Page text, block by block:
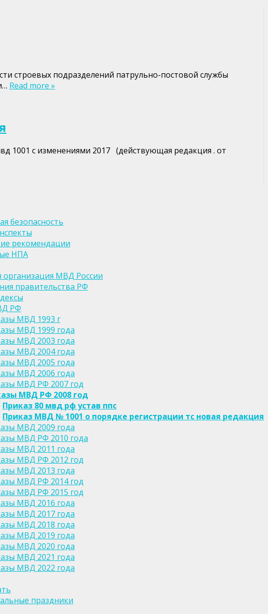
строевых подразделений патрульно-постовой службы
Read more »
1001 с изменениями 2017 (действующая редакция . от
безопасность
рекомендации
НПА
организация МВД России
правительства РФ
РФ
МВД 1993 г
МВД 1999 года
МВД 2003 года
МВД 2004 года
МВД 2005 года
МВД 2006 года
МВД РФ 2007 год
МВД РФ 2008 год
Приказ 80 мвд рф устав ппс
Приказ МВД № 1001 о порядке регистрации тс новая редакция
МВД 2009 года
МВД РФ 2010 года
МВД 2011 года
МВД РФ 2012 год
МВД 2013 года
МВД РФ 2014 год
МВД РФ 2015 год
МВД 2016 года
МВД 2017 года
МВД 2018 года
МВД 2019 года
МВД 2020 года
МВД 2021 года
МВД 2022 года
праздники